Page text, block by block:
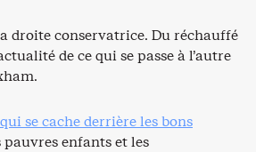
droite conservatrice. Du réchauffé
de ce qui se passe à l’autre
se cache derrière les bons
enfants et les